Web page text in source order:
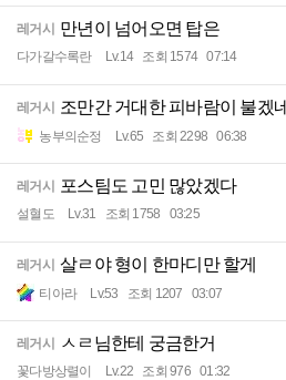
레거시 만년이 넘어오면 탑은
다가갈수록란 Lv.14 조회 1574 07:14
레거시 조만간 거대한 피바람이 불겠
농부의순정 Lv.65 조회 2298 06:38
레거시 포스팀도 고민 많았겠다
설혈도 Lv.31 조회 1758 03:25
레거시 살ㄹ야 형이 한마디만 할게
티아라 Lv.53 조회 1207 03:07
레거시 ㅅㄹ님한테 궁금한거
꽃다방상렬이 Lv.22 조회 976 01:32